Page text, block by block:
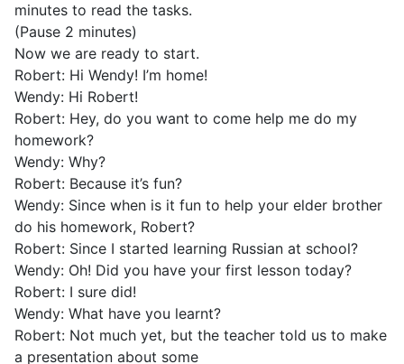
minutes to read the tasks.
(Pause 2 minutes)
Now we are ready to start.
Robert: Hi Wendy! I’m home!
Wendy: Hi Robert!
Robert: Hey, do you want to come help me do my
homework?
Wendy: Why?
Robert: Because it’s fun?
Wendy: Since when is it fun to help your elder brother
do his homework, Robert?
Robert: Since I started learning Russian at school?
Wendy: Oh! Did you have your first lesson today?
Robert: I sure did!
Wendy: What have you learnt?
Robert: Not much yet, but the teacher told us to make
a presentation about some